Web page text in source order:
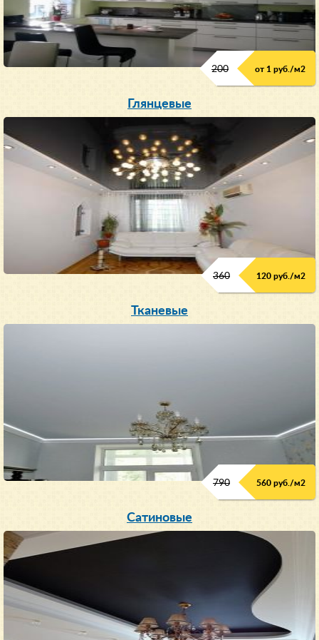
200 от 1 руб./м2
Глянцевые
360 120 руб./м2
Тканевые
790 560 руб./м2
Сатиновые